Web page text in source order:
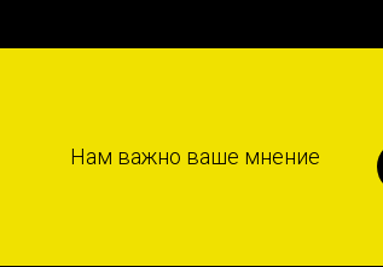
Нам важно ваше мнение